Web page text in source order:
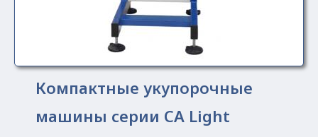
Компактные укупорочные
машины серии СА Light